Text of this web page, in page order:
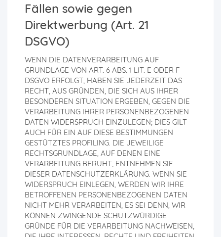
Fällen sowie gegen
Direktwerbung (Art. 21
DSGVO)
WENN DIE DATENVERARBEITUNG AUF
GRUNDLAGE VON ART. 6 ABS. 1 LIT. E ODER F
DSGVO ERFOLGT, HABEN SIE JEDERZEIT DAS
RECHT, AUS GRÜNDEN, DIE SICH AUS IHRER
BESONDEREN SITUATION ERGEBEN, GEGEN DIE
VERARBEITUNG IHRER PERSONENBEZOGENEN
DATEN WIDERSPRUCH EINZULEGEN; DIES GILT
AUCH FÜR EIN AUF DIESE BESTIMMUNGEN
GESTÜTZTES PROFILING. DIE JEWEILIGE
RECHTSGRUNDLAGE, AUF DENEN EINE
VERARBEITUNG BERUHT, ENTNEHMEN SIE
DIESER DATENSCHUTZERKLÄRUNG. WENN SIE
WIDERSPRUCH EINLEGEN, WERDEN WIR IHRE
BETROFFENEN PERSONENBEZOGENEN DATEN
NICHT MEHR VERARBEITEN, ES SEI DENN, WIR
KÖNNEN ZWINGENDE SCHUTZWÜRDIGE
GRÜNDE FÜR DIE VERARBEITUNG NACHWEISEN,